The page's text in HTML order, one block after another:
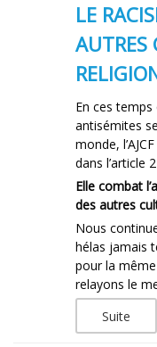
LE
AUTRES
En ces
antisémites
monde,
dans l’article
Elle combat
des autres
Nous
hélas jamais
pour la
relayons le
Suite